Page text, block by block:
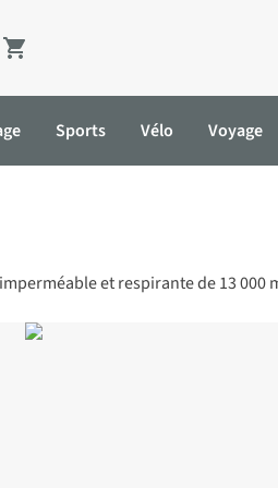
Shopping cart
Sports Vélo Voyage
et respirante de 13 000